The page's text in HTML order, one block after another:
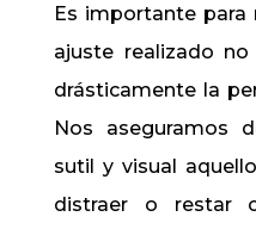
Es importante para
ajuste realizado
drásticamente la
Nos aseguramos
sutil y visual
distraer o restar